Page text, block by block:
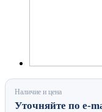
Наличие и цена
Уточняйте по e-